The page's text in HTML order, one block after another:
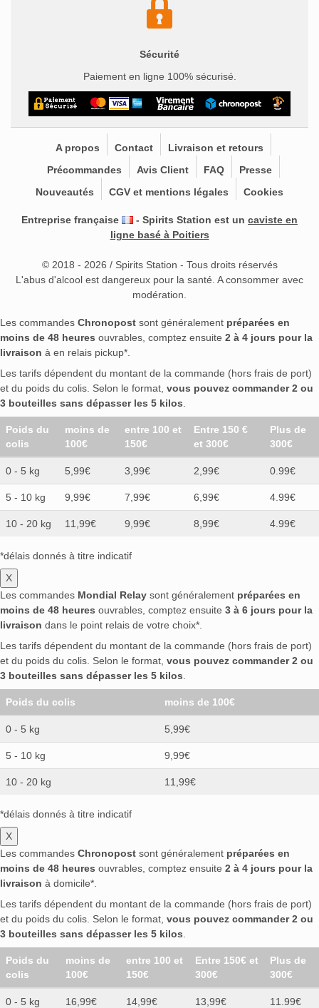
Sécurité
Paiement en ligne 100% sécurisé.
A propos Contact
Livraison et retours
Précommandes
Avis Client FAQ
Presse
Nouveautés
CGV et mentions légales Cookies
Entreprise française - Spirits Station est un caviste en
ligne basé à Poitiers
© 2018 - 2026 / Spirits Station - Tous droits réservés
L'abus d'alcool est dangereux pour la santé. A consommer avec
modération.
Les commandes Chronopost sont généralement préparées en
moins de 48 heures ouvrables, comptez ensuite 2 à 4 jours pour la
livraison à en relais pickup*.
Les tarifs dépendent du montant de la commande (hors frais de port)
et du poids du colis. Selon le format, vous pouvez commander 2 ou
3 bouteilles sans dépasser les 5 kilos
Poids du
colis
moins de
100€
entre 100 et
150€
Entre 150 €
et 300€
Plus de
300€
0 - 5 kg 5,99€ 3,99€ 2,99€ 0.99€
5 - 10 kg 9,99€ 7,99€ 6,99€ 4.99€
10 - 20 kg 11,99€ 9,99€ 8,99€ 4.99€
*délais donnés à titre indicatif
X
Les commandes Mondial Relay sont généralement préparées en
moins de 48 heures ouvrables, comptez ensuite 3 à 6 jours pour la
livraison dans le point relais de votre choix*.
Les tarifs dépendent du montant de la commande (hors frais de port)
et du poids du colis. Selon le format, vous pouvez commander 2 ou
3 bouteilles sans dépasser les 5 kilos
Poids du colis moins de 100€
0 - 5 kg 5,99€
5 - 10 kg 9,99€
10 - 20 kg 11,99€
*délais donnés à titre indicatif
X
Les commandes Chronopost sont généralement préparées en
moins de 48 heures ouvrables, comptez ensuite 2 à 4 jours pour la
livraison à domicile*.
Les tarifs dépendent du montant de la commande (hors frais de port)
et du poids du colis. Selon le format, vous pouvez commander 2 ou
3 bouteilles sans dépasser les 5 kilos
Poids du
colis
moins de
100€
entre 100 et
150€
Entre 150€ et
300€
Plus de
300€
0 - 5 kg 16,99€ 14,99€ 13,99€ 11.99€